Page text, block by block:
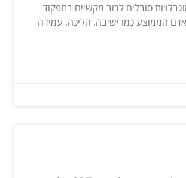
סובלים לרוב מקשיים בתפקוד
הממוצע כמו ישיבה, הליכה, עמידה